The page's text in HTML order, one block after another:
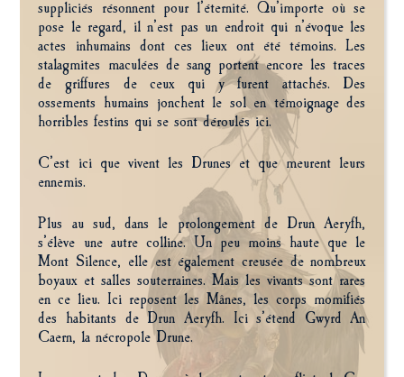
suppliciés résonnent pour l’éternité. Qu’importe où se
pose le regard, il n’est pas un endroit qui n’évoque les
actes inhumains dont ces lieux ont été témoins. Les
stalagmites maculées de sang portent encore les traces
de griffures de ceux qui y furent attachés. Des
ossements humains jonchent le sol en témoignage des
horribles festins qui se sont déroulés ici.
C’est ici que vivent les Drunes et que meurent leurs
ennemis.
Plus au sud, dans le prolongement de Drun Aeryfh,
s’élève une autre colline. Un peu moins haute que le
Mont Silence, elle est également creusée de nombreux
boyaux et salles souterraines. Mais les vivants sont rares
en ce lieu. Ici reposent les Mânes, les corps momifiés
des habitants de Drun Aeryfh. Ici s’étend Gwyrd An
Caern, la nécropole Drune.